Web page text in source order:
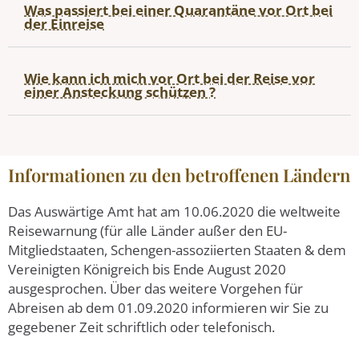
Was passiert bei einer Quarantäne vor Ort bei
der Einreise
Wie kann ich mich vor Ort bei der Reise vor
einer Ansteckung schützen ?
Informationen zu den betroffenen Ländern
Das Auswärtige Amt hat am 10.06.2020 die weltweite
Reisewarnung (für alle Länder außer den EU-
Mitgliedstaaten, Schengen-assoziierten Staaten & dem
Vereinigten Königreich bis Ende August 2020
ausgesprochen. Über das weitere Vorgehen für
Abreisen ab dem 01.09.2020 informieren wir Sie zu
gegebener Zeit schriftlich oder telefonisch.